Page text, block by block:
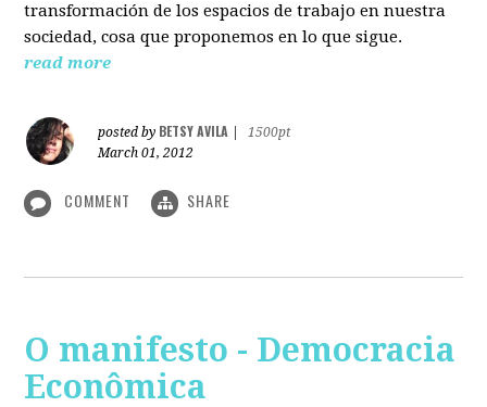
transformación de los espacios de trabajo en nuestra
sociedad, cosa que proponemos en lo que sigue.
read more
posted by BETSY AVILA
1500pt
March 01, 2012
COMMENT SHARE
O manifesto - Democracia
Econômica